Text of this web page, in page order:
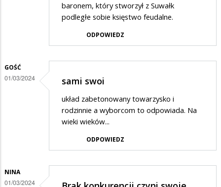
baronem, który stworzył z Suwałk
podległe sobie księstwo feudalne.
ODPOWIEDZ
GOŚĆ
01/03/2024 sami swoi
układ zabetonowany towarzysko i
rodzinnie a wyborcom to odpowiada. Na
wieki wieków...
ODPOWIEDZ
NINA
01/03/2024